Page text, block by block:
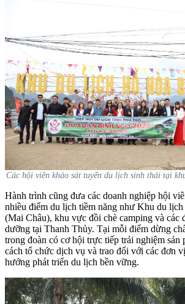
Các hội viên khảo sát tuyến du lịch sinh thái tại
Hành trình cũng đưa các doanh nghiệp hội
nhiều điểm du lịch tiềm năng như Khu du
(Mai Châu), khu vực đồi chè camping và các
dưỡng tại Thanh Thủy. Tại mỗi điểm dừng
trong đoàn có cơ hội trực tiếp trải nghiệm sản
cách tổ chức dịch vụ và trao đổi với các đơn
hướng phát triển du lịch bền vững.